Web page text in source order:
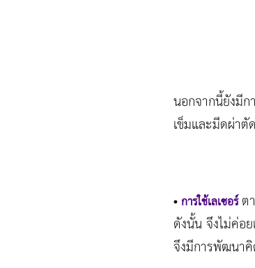
นอกจากนี้ยังมี
เข็มและมีดผ่าตั
• การใช้เลเซอร์ต
ดังนั้น จึงไม่ค่อ
จึงมีการพัฒนา